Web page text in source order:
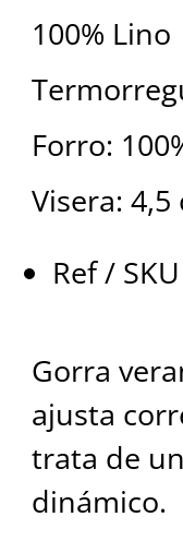
100% Lino
Forro:
Visera: 4,5
Ref / SKU
Gorra
ajusta
trata de
dinámico.